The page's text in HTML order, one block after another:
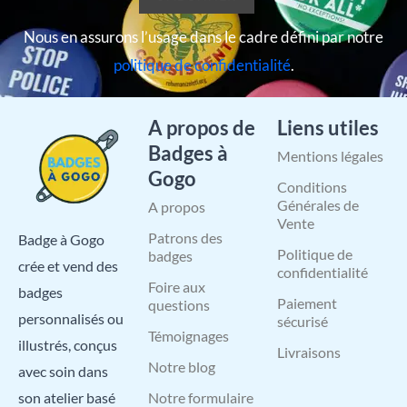
Nous en assurons l’usage dans le cadre défini par notre
politique de confidentialité.
Badge à Gogo
crée et vend des
badges
personnalisés ou
illustrés, conçus
avec soin dans
son atelier basé
A propos de
Badges à
Gogo
A propos
Patrons des
badges
Foire aux
questions
Témoignages
Notre blog
Notre formulaire
Liens utiles
Mentions légales
Conditions
Générales de
Vente
Politique de
confidentialité
Paiement
sécurisé
Livraisons